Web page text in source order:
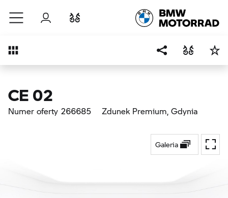
Przejdź do głównej treści
Zaloguj się
Przegląd
CE 02
Numer oferty 266685 Zdunek Premium, Gdynia
Galeria